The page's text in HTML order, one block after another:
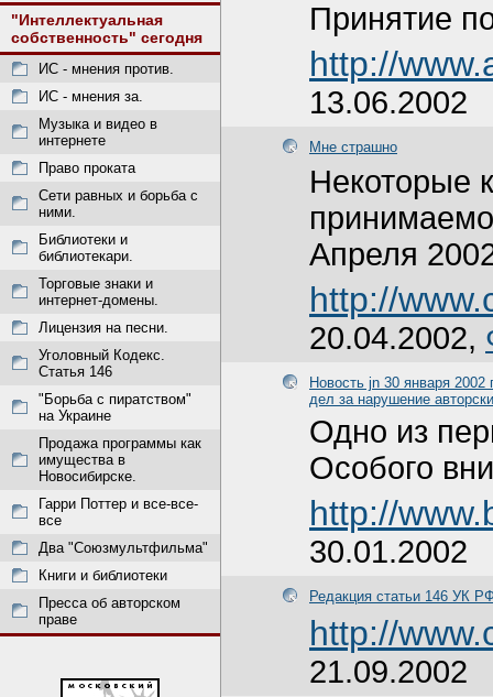
"Интеллектуальная
собственность" сегодня
ИС - мнения против.
ИС - мнения за.
Музыка и видео в
интернете
Право проката
Сети равных и борьба с
ними.
Библиотеки и
библиотекари.
Торговые знаки и
интернет-домены.
Лицензия на песни.
Уголовный Кодекс.
Статья 146
"Борьба с пиратством"
на Украине
Продажа программы как
имущества в
Новосибирске.
Гарри Поттер и все-все-
все
Два "Союзмультфильма"
Книги и библиотеки
Пресса об авторском
праве
Принятие
http://
13.06.2002
Мне страшно
Некоторые
Апреля
http://
20.04.2002,
Новость jn 30 января
дел за нарушение
Одно из
Особого
http://
30.01.2002
Редакция статьи 146 УК
http://
21.09.2002